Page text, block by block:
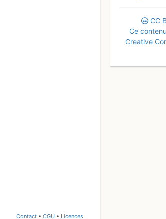
Contact • CGU • Licences
CC
Ce
Creative